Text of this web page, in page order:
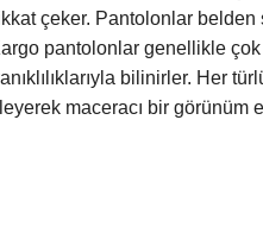
çeker. Pantolonlar belden
pantolonlar genellikle
bilinirler. Her
maceracı bir